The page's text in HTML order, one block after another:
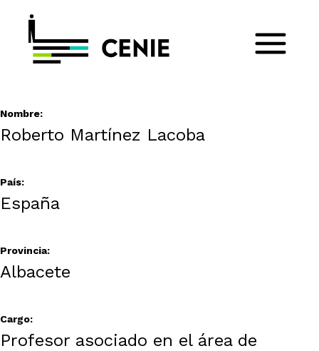
Nombre:
Roberto Martínez Lacoba
País:
España
Provincia:
Albacete
Cargo:
Profesor asociado en el área de